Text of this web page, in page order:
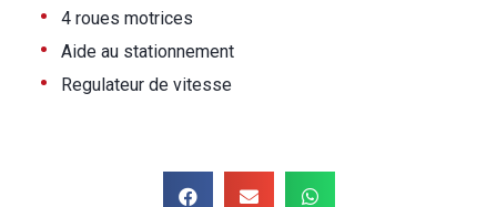
• 4 roues motrices
• Aide au stationnement
• Regulateur de vitesse